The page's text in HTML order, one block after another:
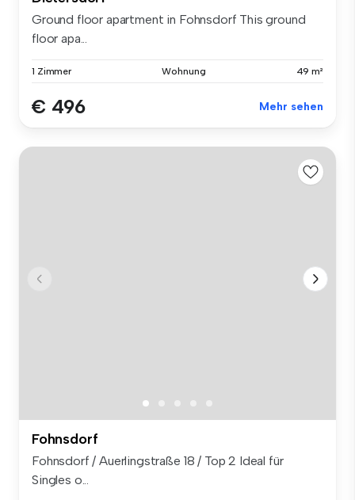
Ground floor apartment in Fohnsdorf This ground
floor apa...
1 Zimmer Wohnung 49 m²
€ 496 Mehr sehen
Fohnsdorf
Fohnsdorf / Auerlingstraße 18 / Top 2 Ideal für
Singles o...